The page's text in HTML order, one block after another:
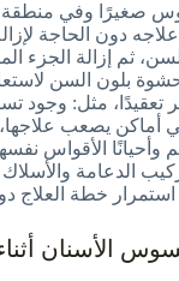
صغيرًا وفي منطقة
دون الحاجة
ثم إزالة الجزء
بلون السن
تعقيدًا، مثل:
يصعب علاجها،
وأحيانًا الأقواس
الدعامة
استمرار خطة العلاج
الأسنان أثناء